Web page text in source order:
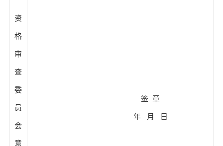
资
格
审
查
委
员
会
意
签 章
年 月 日